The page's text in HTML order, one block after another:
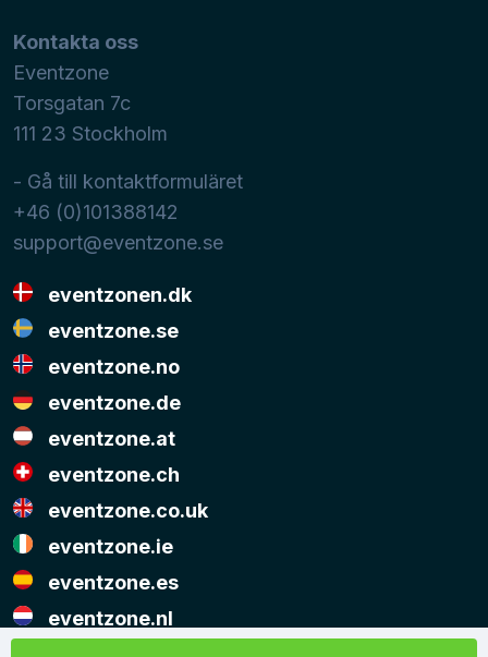
Kontakta oss
Eventzone
Torsgatan 7c
111 23 Stockholm
- Gå till kontaktformuläret
+46 (0)101388142
support@eventzone.se
eventzonen.dk
eventzone.se
eventzone.no
eventzone.de
eventzone.at
eventzone.ch
eventzone.co.uk
eventzone.ie
eventzone.es
eventzone.nl